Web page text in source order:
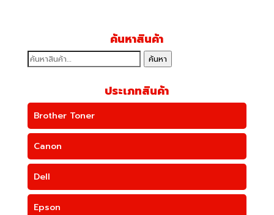
ค้นหาสินค้า
ค้นหา: ค้นหา
ประเภทสินค้า
Brother Toner
Canon
Dell
Epson